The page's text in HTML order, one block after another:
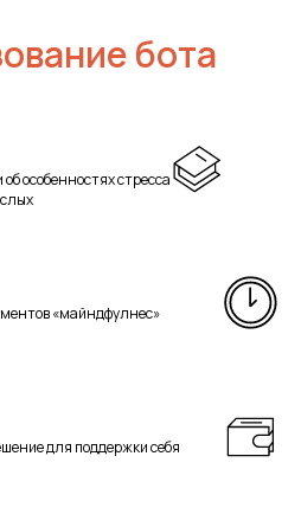
бота
особенностях стресса
«майндфулнес»
для поддержки себя